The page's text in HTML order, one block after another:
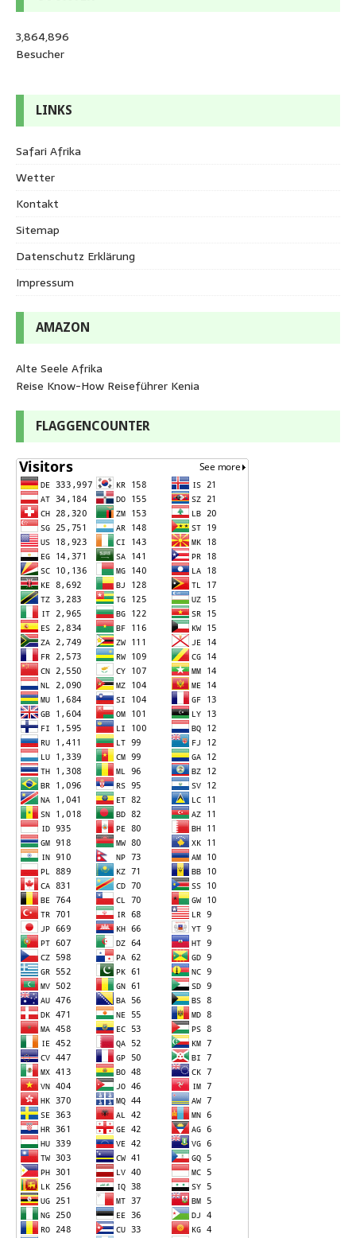
3,864,896
Besucher
LINKS
Safari Afrika
Wetter
Kontakt
Sitemap
Datenschutz Erklärung
Impressum
AMAZON
Alte Seele Afrika
Reise Know-How Reiseführer Kenia
FLAGGENCOUNTER